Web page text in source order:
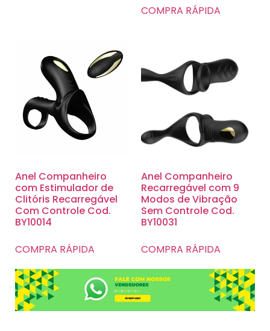
COMPRA RÁPIDA
Anel Companheiro
com Estimulador de
Clitóris Recarregável
Com Controle Cod.
BY10014
COMPRA RÁPIDA
Anel Companheiro
Recarregável com 9
Modos de Vibração
Sem Controle Cod.
BY10031
COMPRA RÁPIDA